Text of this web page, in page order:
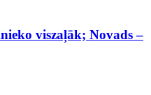
viszaļāk; Novads –